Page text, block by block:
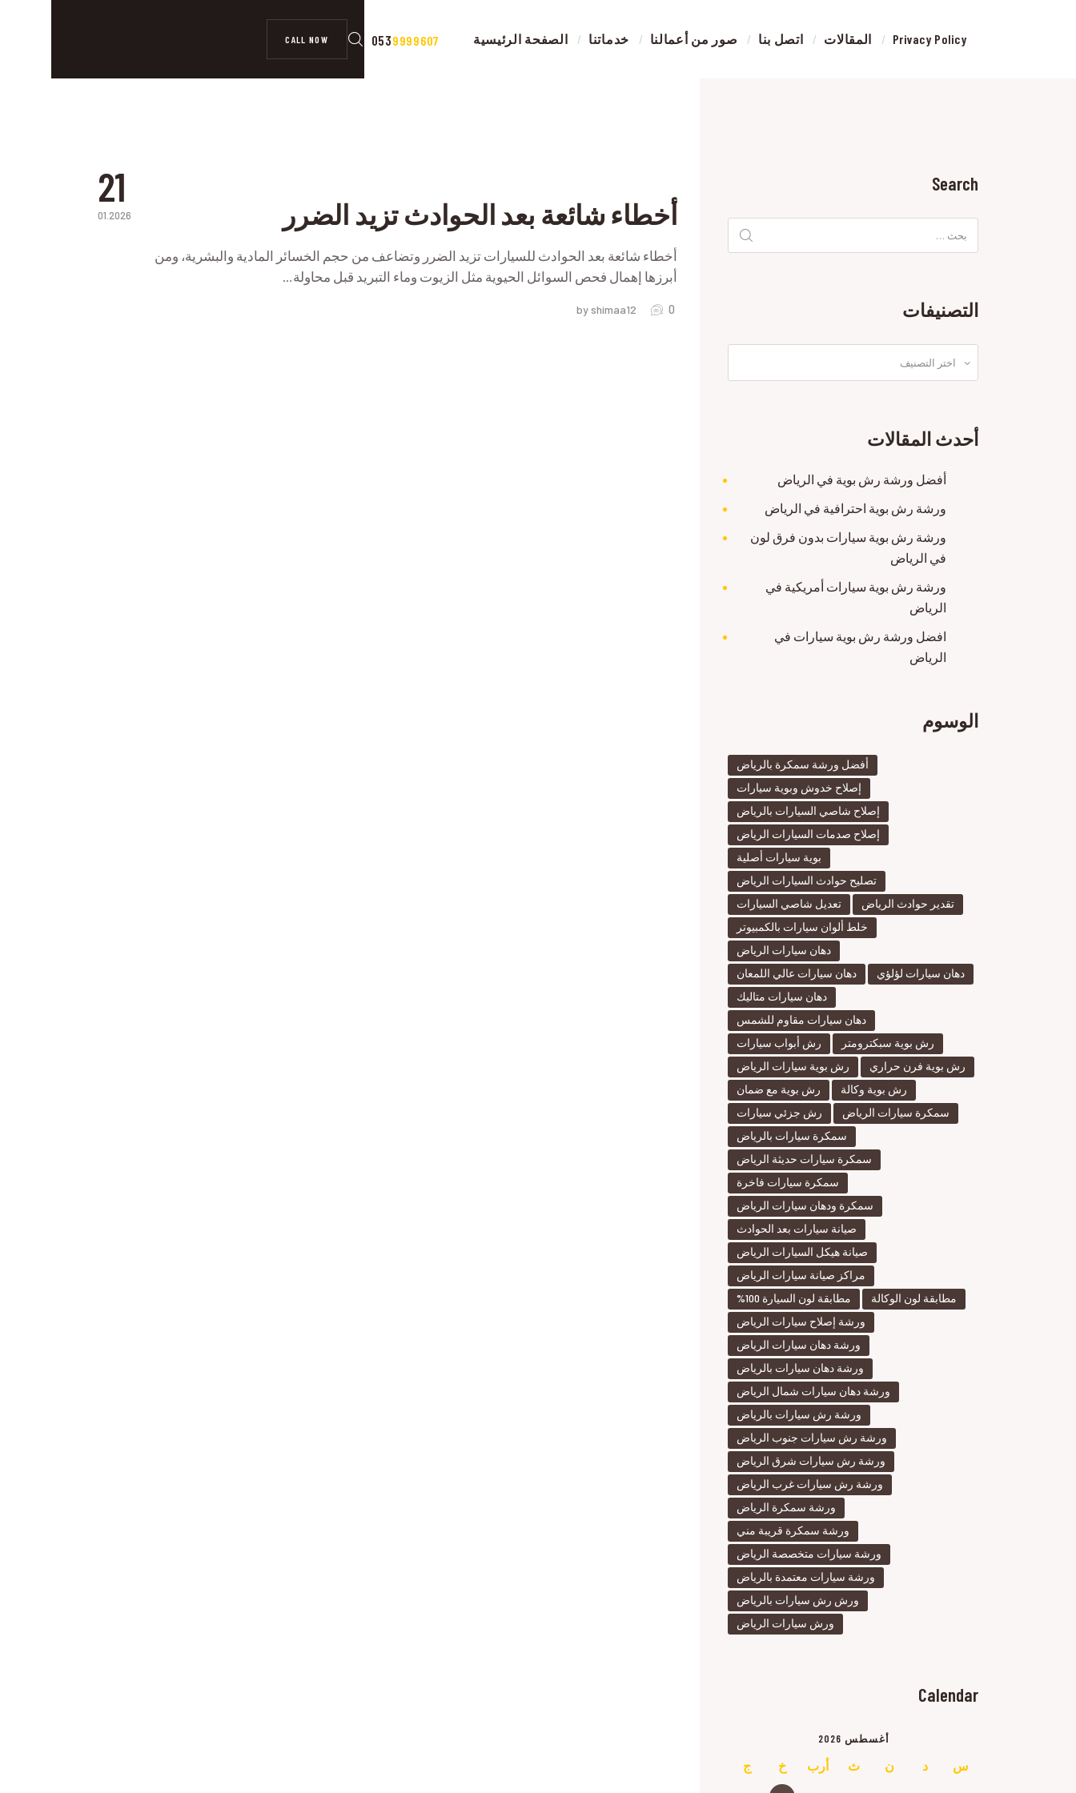
الصفحة الرئيسية خدماتنا صور من أعمالنا اتصل بنا المقالات Privacy Policy
9999607
053
CALL NOW
PRIVACY POLICY
21
01.2026 أخطاء شائعة بعد الحوادث تزيد الضرر
أخطاء شائعة بعد الحوادث للسيارات تزيد الضرر وتضاعف من حجم الخسائر المادية والبشرية، ومن
أبرزها إهمال فحص السوائل الحيوية مثل الزيوت وماء التبريد قبل محاولة…
by shimaa12 0
Search
عن:
التصنيفات
أحدث المقالات
أفضل ورشة رش بوية في الرياض
ورشة رش بوية احترافية في الرياض
ورشة رش بوية سيارات بدون فرق لون
في الرياض
ورشة رش بوية سيارات أمريكية في
الرياض
افضل ورشة رش بوية سيارات في
الرياض
الوسوم
أفضل ورشة سمكرة بالرياض
إصلاح خدوش وبوية سيارات
إصلاح شاصي السيارات بالرياض
إصلاح صدمات السيارات الرياض
بوية سيارات أصلية
تصليح حوادث السيارات الرياض
تعديل شاصي السيارات
تقدير حوادث الرياض
خلط ألوان سيارات بالكمبيوتر
دهان سيارات الرياض
دهان سيارات عالي اللمعان
دهان سيارات لؤلؤي
دهان سيارات متاليك
دهان سيارات مقاوم للشمس
رش أبواب سيارات
رش بوية سبكترومتر
رش بوية سيارات الرياض
رش بوية فرن حراري
رش بوية مع ضمان
رش بوية وكالة
رش جزئي سيارات
سمكرة سيارات الرياض
سمكرة سيارات بالرياض
سمكرة سيارات حديثة الرياض
سمكرة سيارات فاخرة
سمكرة ودهان سيارات الرياض
صيانة سيارات بعد الحوادث
صيانة هيكل السيارات الرياض
مراكز صيانة سيارات الرياض
مطابقة لون السيارة 100%
مطابقة لون الوكالة
ورشة إصلاح سيارات الرياض
ورشة دهان سيارات الرياض
ورشة دهان سيارات بالرياض
ورشة دهان سيارات شمال الرياض
ورشة رش سيارات بالرياض
ورشة رش سيارات جنوب الرياض
ورشة رش سيارات شرق الرياض
ورشة رش سيارات غرب الرياض
ورشة سمكرة الرياض
ورشة سمكرة قريبة مني
ورشة سيارات متخصصة الرياض
ورشة سيارات معتمدة بالرياض
ورش رش سيارات بالرياض
ورش سيارات الرياض
Calendar
أغسطس 2026
س د ن ث أرب خ ج